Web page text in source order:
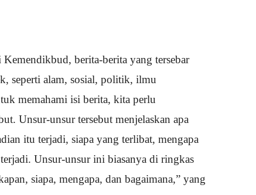
berita-berita yang tersebar
seperti alam, sosial, politik, ilmu
memahami isi berita, kita perlu
Unsur-unsur tersebut menjelaskan apa
itu terjadi, siapa yang terlibat, mengapa
Unsur-unsur ini biasanya di ringkas
siapa, mengapa, dan bagaimana,” yang